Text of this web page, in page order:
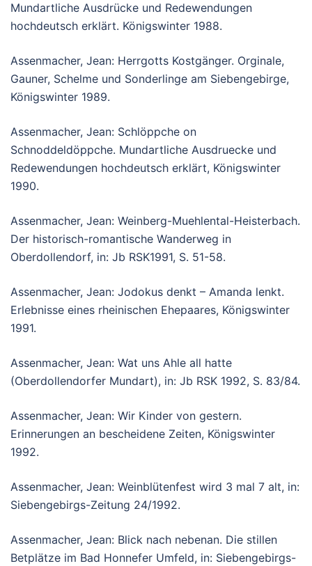
Mundartliche Ausdrücke und Redewendungen
hochdeutsch erklärt. Königswinter 1988.
Assenmacher, Jean: Herrgotts Kostgänger. Orginale,
Gauner, Schelme und Sonderlinge am Siebengebirge,
Königswinter 1989.
Assenmacher, Jean: Schlöppche on
Schnoddeldöppche. Mundartliche Ausdruecke und
Redewendungen hochdeutsch erklärt, Königswinter
1990.
Assenmacher, Jean: Weinberg-Muehlental-Heisterbach.
Der historisch-romantische Wanderweg in
Oberdollendorf, in: Jb RSK1991, S. 51-58.
Assenmacher, Jean: Jodokus denkt – Amanda lenkt.
Erlebnisse eines rheinischen Ehepaares, Königswinter
1991.
Assenmacher, Jean: Wat uns Ahle all hatte
(Oberdollendorfer Mundart), in: Jb RSK 1992, S. 83/84.
Assenmacher, Jean: Wir Kinder von gestern.
Erinnerungen an bescheidene Zeiten, Königswinter
1992.
Assenmacher, Jean: Weinblütenfest wird 3 mal 7 alt, in:
Siebengebirgs-Zeitung 24/1992.
Assenmacher, Jean: Blick nach nebenan. Die stillen
Betplätze im Bad Honnefer Umfeld, in: Siebengebirgs-